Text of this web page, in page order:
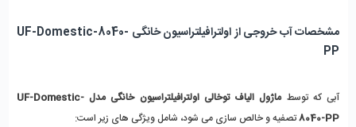
مشخصات آب خروجی از اولترافیلتراسیون خانگی UF-Domestic-8040-
PP
آبی که توسط
ماژول الیاف توخالی اولترافیلتراسیون خانگی مدل UF-Domestic-
8040-PP تصفیه و خالص سازی می شود، شامل ویژگی های زیر است: